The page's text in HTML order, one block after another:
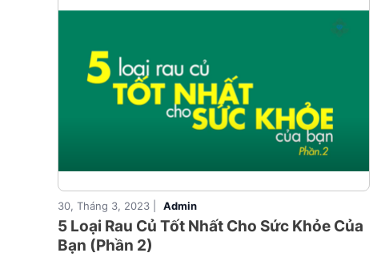
30, Tháng 3, 2023 | Admin
5 Loại Rau Củ Tốt Nhất Cho Sức Khỏe Của
Bạn (Phần 2)